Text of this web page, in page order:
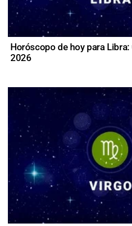
Horóscopo de hoy para
2026